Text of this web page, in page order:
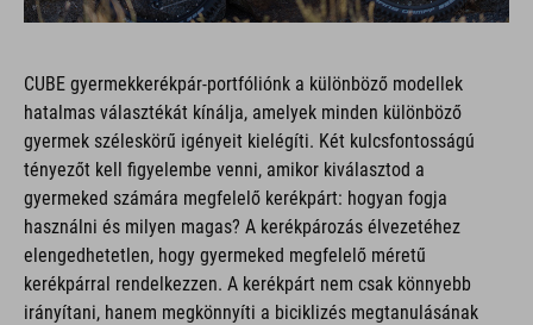
CUBE gyermekkerékpár-portfóliónk a különböző modellek
hatalmas választékát kínálja, amelyek minden különböző
gyermek széleskörű igényeit kielégíti. Két kulcsfontosságú
tényezőt kell figyelembe venni, amikor kiválasztod a
gyermeked számára megfelelő kerékpárt: hogyan fogja
használni és milyen magas? A kerékpározás élvezetéhez
elengedhetetlen, hogy gyermeked megfelelő méretű
kerékpárral rendelkezzen. A kerékpárt nem csak könnyebb
irányítani, hanem megkönnyíti a biciklizés megtanulásának